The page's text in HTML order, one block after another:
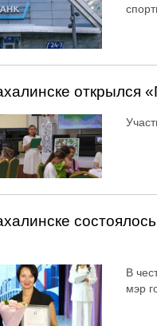
открылся
В
мэр